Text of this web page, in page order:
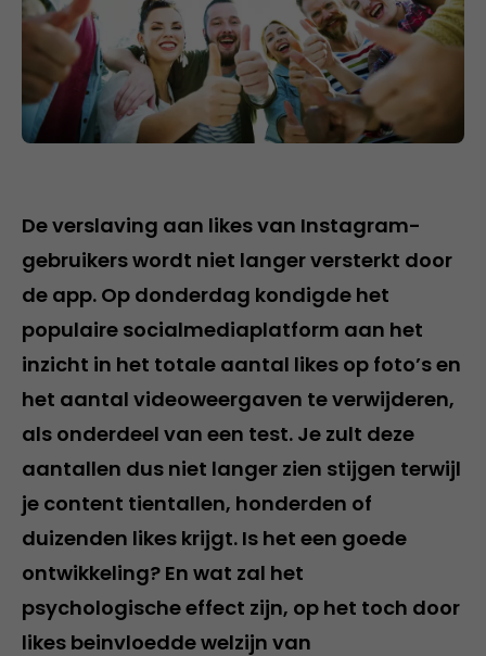
De verslaving aan likes van Instagram-
gebruikers wordt niet langer versterkt door
de app. Op donderdag kondigde het
populaire socialmediaplatform aan het
inzicht in het totale aantal likes op foto’s en
het aantal videoweergaven te verwijderen,
als onderdeel van een test. Je zult deze
aantallen dus niet langer zien stijgen terwijl
je content tientallen, honderden of
duizenden likes krijgt. Is het een goede
ontwikkeling? En wat zal het
psychologische effect zijn, op het toch door
likes beinvloedde welzijn van